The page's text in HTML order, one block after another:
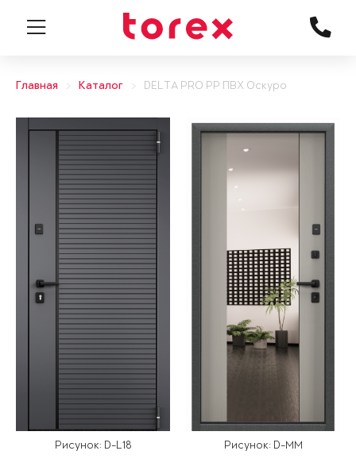
Главная Каталог DELTA PRO PP ПВХ Оскуро
Рисунок: D-L18 Рисунок: D-MM